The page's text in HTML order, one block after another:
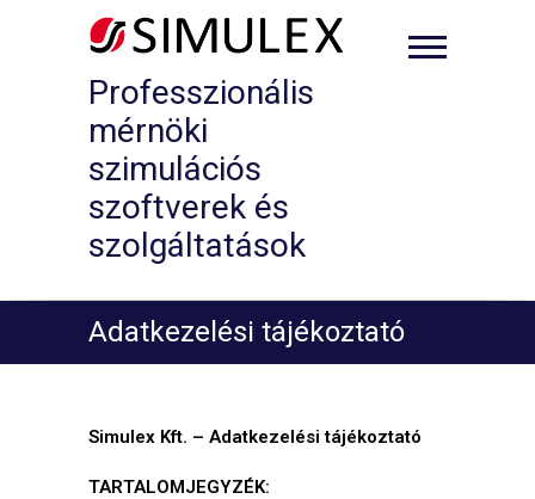
Professzionális
mérnöki
szimulációs
szoftverek és
szolgáltatások
Adatkezelési tájékoztató
Simulex Kft. – Adatkezelési tájékoztató
TARTALOMJEGYZÉK: